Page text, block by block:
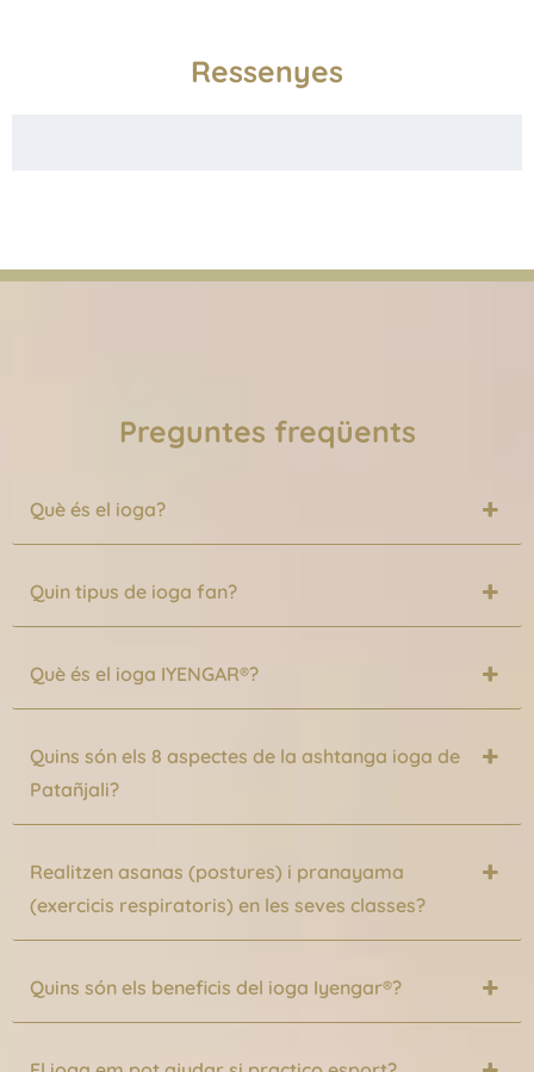
Ressenyes
Preguntes freqüents
Què és el ioga?
Quin tipus de ioga fan?
Què és el ioga IYENGAR®?
Quins són els 8 aspectes de la ashtanga ioga de
Patañjali?
Realitzen asanas (postures) i pranayama
(exercicis respiratoris) en les seves classes?
Quins són els beneficis del ioga Iyengar®?